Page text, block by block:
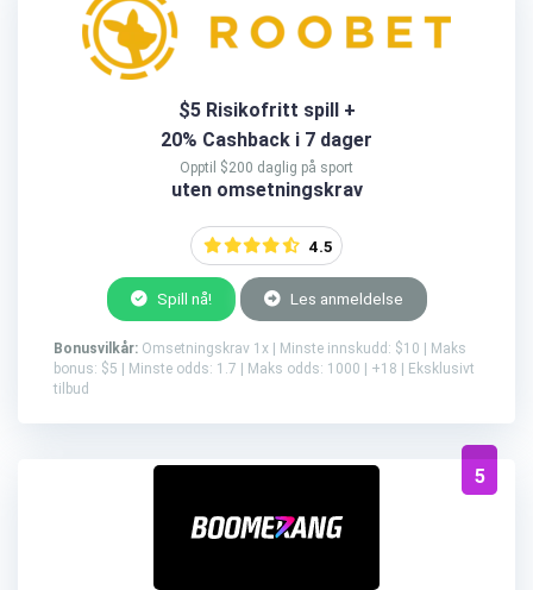
$5 Risikofritt spill +
20% Cashback i 7 dager
Opptil $200 daglig på sport
uten omsetningskrav
4.5
Spill nå! Les anmeldelse
Bonusvilkår: Omsetningskrav 1x | Minste innskudd: $10 | Maks
bonus: $5 | Minste odds: 1.7 | Maks odds: 1000 | +18 | Eksklusivt
tilbud
5